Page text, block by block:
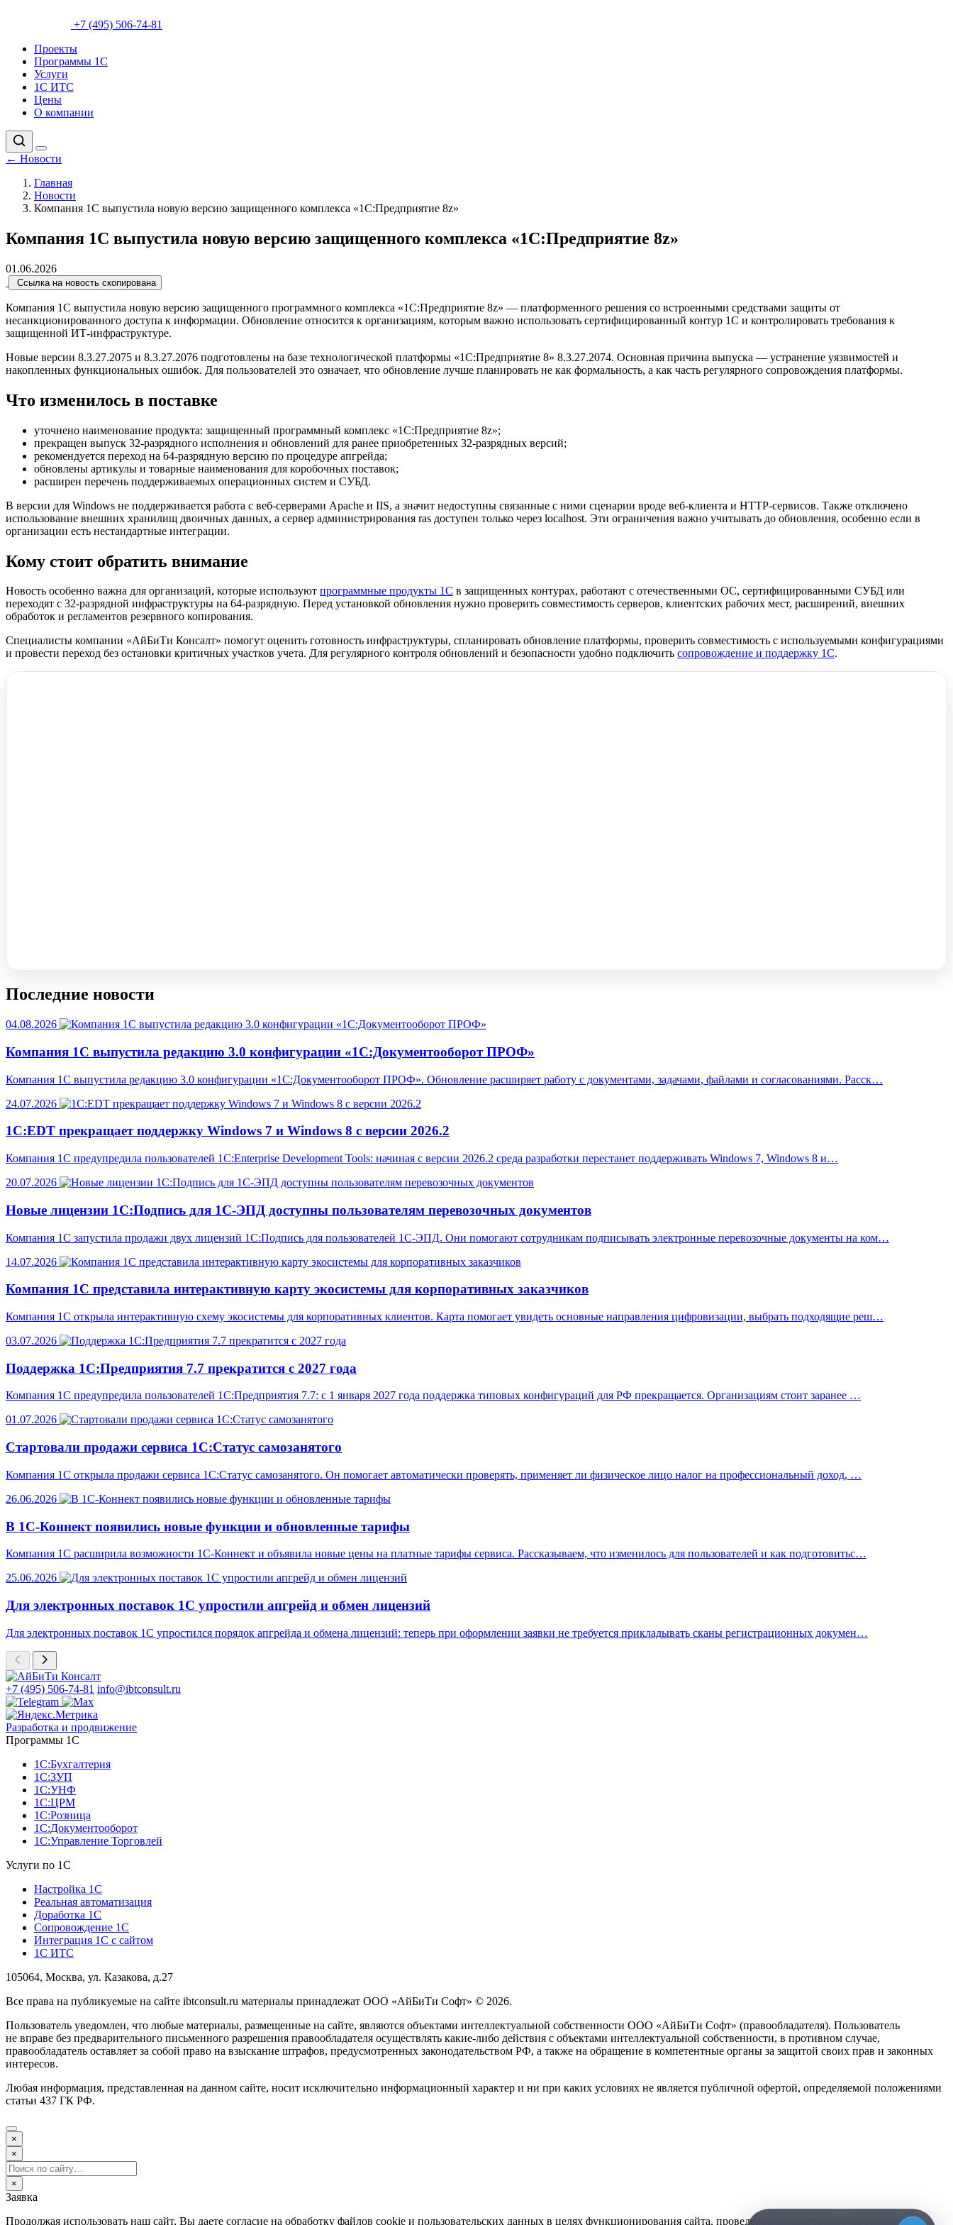
+7 (495) 506-74-81
Проекты
Программы 1С
Услуги
1С ИТС
Цены
О компании
← Новости
Главная
Новости
Компания 1С выпустила новую версию защищенного комплекса «1С:Предприятие 8z»
Компания 1С выпустила новую версию защищенного комплекса «1С:Предприятие 8z»
01.06.2026
Ссылка на новость скопирована
Компания 1С выпустила новую версию защищенного программного комплекса «1С:Предприятие 8z» — платформенного решения со встроенными средствами защиты от
несанкционированного доступа к информации. Обновление относится к организациям, которым важно использовать сертифицированный контур 1С и контролировать требования к
защищенной ИТ-инфраструктуре.
Новые версии 8.3.27.2075 и 8.3.27.2076 подготовлены на базе технологической платформы «1С:Предприятие 8» 8.3.27.2074. Основная причина выпуска — устранение уязвимостей и
накопленных функциональных ошибок. Для пользователей это означает, что обновление лучше планировать не как формальность, а как часть регулярного сопровождения платформы.
Что изменилось в поставке
уточнено наименование продукта: защищенный программный комплекс «1С:Предприятие 8z»;
прекращен выпуск 32-разрядного исполнения и обновлений для ранее приобретенных 32-разрядных версий;
рекомендуется переход на 64-разрядную версию по процедуре апгрейда;
обновлены артикулы и товарные наименования для коробочных поставок;
расширен перечень поддерживаемых операционных систем и СУБД.
В версии для Windows не поддерживается работа с веб-серверами Apache и IIS, а значит недоступны связанные с ними сценарии вроде веб-клиента и HTTP-сервисов. Также отключено
использование внешних хранилищ двоичных данных, а сервер администрирования ras доступен только через localhost. Эти ограничения важно учитывать до обновления, особенно если в
организации есть нестандартные интеграции.
Кому стоит обратить внимание
Новость особенно важна для организаций, которые используют программные продукты 1С в защищенных контурах, работают с отечественными ОС, сертифицированными СУБД или
переходят с 32-разрядной инфраструктуры на 64-разрядную. Перед установкой обновления нужно проверить совместимость серверов, клиентских рабочих мест, расширений, внешних
обработок и регламентов резервного копирования.
Специалисты компании «АйБиТи Консалт» помогут оценить готовность инфраструктуры, спланировать обновление платформы, проверить совместимость с используемыми конфигурациями
и провести переход без остановки критичных участков учета. Для регулярного контроля обновлений и безопасности удобно подключить сопровождение и поддержку 1С.
Последние новости
04.08.2026
Компания 1С выпустила редакцию 3.0 конфигурации «1С:Документооборот ПРОФ»
Компания 1С выпустила редакцию 3.0 конфигурации «1С:Документооборот ПРОФ». Обновление расширяет работу с документами, задачами, файлами и согласованиями. Расск…
24.07.2026
1С:EDT прекращает поддержку Windows 7 и Windows 8 с версии 2026.2
Компания 1С предупредила пользователей 1C:Enterprise Development Tools: начиная с версии 2026.2 среда разработки перестанет поддерживать Windows 7, Windows 8 и…
20.07.2026
Новые лицензии 1С:Подпись для 1С-ЭПД доступны пользователям перевозочных документов
Компания 1С запустила продажи двух лицензий 1С:Подпись для пользователей 1С-ЭПД. Они помогают сотрудникам подписывать электронные перевозочные документы на ком…
14.07.2026
Компания 1С представила интерактивную карту экосистемы для корпоративных заказчиков
Компания 1С открыла интерактивную схему экосистемы для корпоративных клиентов. Карта помогает увидеть основные направления цифровизации, выбрать подходящие реш…
03.07.2026
Поддержка 1С:Предприятия 7.7 прекратится с 2027 года
Компания 1С предупредила пользователей 1С:Предприятия 7.7: с 1 января 2027 года поддержка типовых конфигураций для РФ прекращается. Организациям стоит заранее …
01.07.2026
Стартовали продажи сервиса 1С:Статус самозанятого
Компания 1С открыла продажи сервиса 1С:Статус самозанятого. Он помогает автоматически проверять, применяет ли физическое лицо налог на профессиональный доход, …
26.06.2026
В 1С-Коннект появились новые функции и обновленные тарифы
Компания 1С расширила возможности 1С-Коннект и объявила новые цены на платные тарифы сервиса. Рассказываем, что изменилось для пользователей и как подготовитьс…
25.06.2026
Для электронных поставок 1С упростили апгрейд и обмен лицензий
Для электронных поставок 1С упростился порядок апгрейда и обмена лицензий: теперь при оформлении заявки не требуется прикладывать сканы регистрационных докумен…
+7 (495) 506-74-81 info@ibtconsult.ru
Разработка и продвижение
Программы 1С
1С:Бухгалтерия
1С:ЗУП
1С:УНФ
1С:ЦРМ
1С:Розница
1С:Документооборот
1С:Управление Торговлей
Услуги по 1С
Настройка 1С
Реальная автоматизация
Доработка 1С
Сопровождение 1С
Интеграция 1С с сайтом
1С ИТС
105064, Москва, ул. Казакова, д.27
Все права на публикуемые на сайте ibtconsult.ru материалы принадлежат ООО «АйБиТи Софт» © 2026.
Пользователь уведомлен, что любые материалы, размещенные на сайте, являются объектами интеллектуальной собственности ООО «АйБиТи Софт» (правообладателя). Пользователь
не вправе без предварительного письменного разрешения правообладателя осуществлять какие-либо действия с объектами интеллектуальной собственности, в противном случае,
правообладатель оставляет за собой право на взыскание штрафов, предусмотренных законодательством РФ, а также на обращение в компетентные органы за защитой своих прав и законных
интересов.
Любая информация, представленная на данном сайте, носит исключительно информационный характер и ни при каких условиях не является публичной офертой, определяемой положениями
статьи 437 ГК РФ.
×
×
×
Заявка
Продолжая использовать наш сайт, Вы даете согласие на обработку файлов cookie и пользовательских данных в целях функционирования сайта, проведения ретаргетинга и проведения